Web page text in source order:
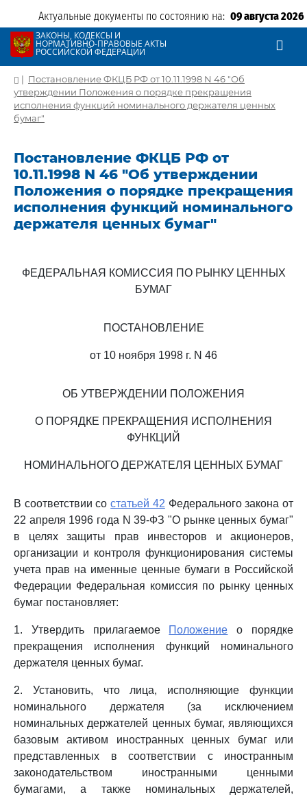
Актуальные документы по состоянию на: 09 августа 2026
ЗАКОНЫ, КОДЕКСЫ И
НОРМАТИВНО-ПРАВОВЫЕ АКТЫ
РОССИЙСКОЙ ФЕДЕРАЦИИ
| Постановление ФКЦБ РФ от 10.11.1998 N 46 "Об
утверждении Положения о порядке прекращения
исполнения функций номинального держателя ценных
бумаг"
Постановление ФКЦБ РФ от
10.11.1998 N 46 "Об утверждении
Положения о порядке прекращения
исполнения функций номинального
держателя ценных бумаг"
ФЕДЕРАЛЬНАЯ КОМИССИЯ ПО РЫНКУ ЦЕННЫХ
БУМАГ
ПОСТАНОВЛЕНИЕ
от 10 ноября 1998 г. N 46
ОБ УТВЕРЖДЕНИИ ПОЛОЖЕНИЯ
О ПОРЯДКЕ ПРЕКРАЩЕНИЯ ИСПОЛНЕНИЯ
ФУНКЦИЙ
НОМИНАЛЬНОГО ДЕРЖАТЕЛЯ ЦЕННЫХ БУМАГ
В соответствии состатьей 42 Федерального закона от
22 апреля 1996 года N 39-ФЗ "О рынке ценных бумаг"
в целях защиты прав инвесторов и акционеров,
организации и контроля функционирования системы
учета прав на именные ценные бумаги в Российской
Федерации Федеральная комиссия по рынку ценных
бумаг постановляет:
1. Утвердить прилагаемое Положение о порядке
прекращения исполнения функций номинального
держателя ценных бумаг.
2. Установить, что лица, исполняющие функции
номинального держателя (за исключением
номинальных держателей ценных бумаг, являющихся
базовым активом иностранных ценных бумаг или
представленных в соответствии с иностранным
законодательством иностранными ценными
бумагами, а также номинальных держателей,